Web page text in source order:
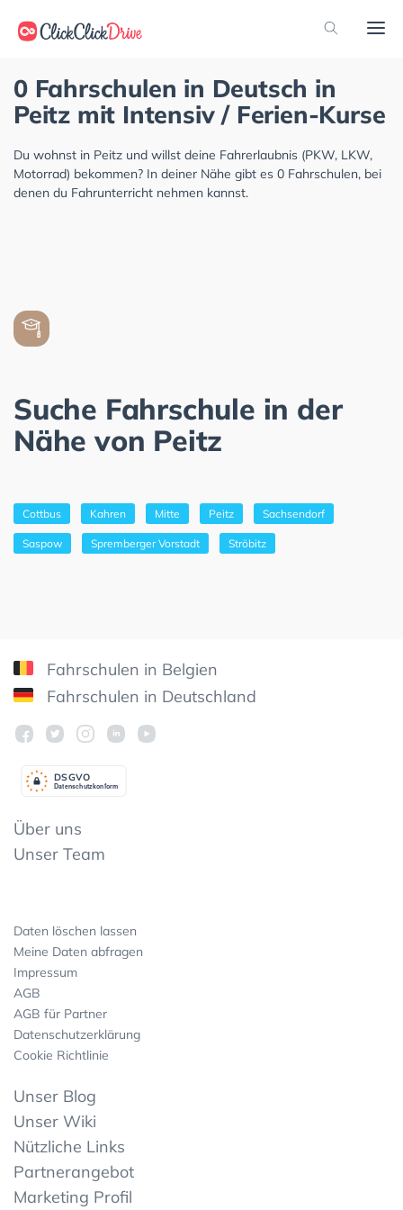
0 Fahrschulen in Deutsch in
Peitz mit Intensiv / Ferien-Kurse
Du wohnst in Peitz und willst deine Fahrerlaubnis (PKW, LKW,
Motorrad) bekommen? In deiner Nähe gibt es 0 Fahrschulen, bei
denen du Fahrunterricht nehmen kannst.
Suche Fahrschule in der
Nähe von Peitz
Cottbus Kahren Mitte Peitz Sachsendorf
Saspow Spremberger Vorstadt Ströbitz
Fahrschulen in Belgien
Fahrschulen in Deutschland
Datenschutzkonform
DSGVO
Über uns
Unser Team
Daten löschen lassen
Meine Daten abfragen
Impressum
AGB
AGB für Partner
Datenschutzerklärung
Cookie Richtlinie
Unser Blog
Unser Wiki
Nützliche Links
Partnerangebot
Marketing Profil